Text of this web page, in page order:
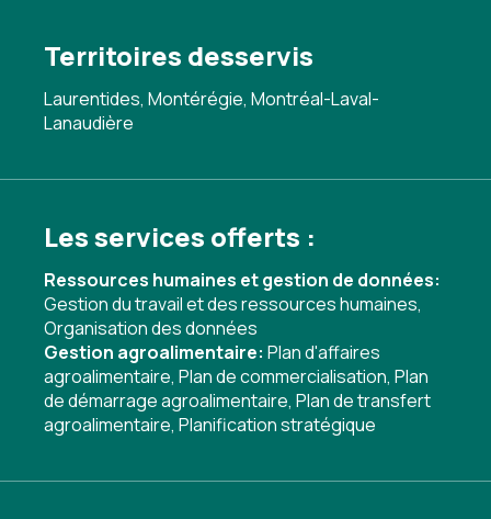
Territoires desservis
Laurentides, Montérégie, Montréal-Laval-
Lanaudière
Les services offerts :
Ressources humaines et gestion de données:
Gestion du travail et des ressources humaines,
Organisation des données
Gestion agroalimentaire: Plan d'affaires
agroalimentaire, Plan de commercialisation, Plan
de démarrage agroalimentaire, Plan de transfert
agroalimentaire, Planification stratégique